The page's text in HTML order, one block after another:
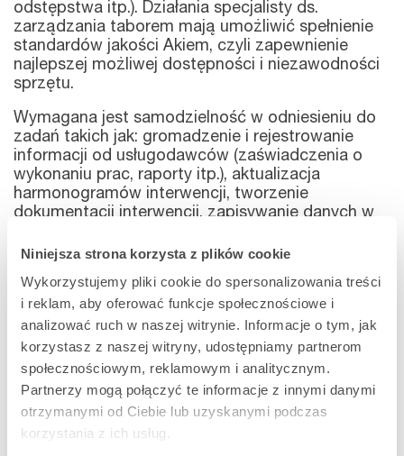
Niniejsza strona korzysta z plików cookie
Wykorzystujemy pliki cookie do spersonalizowania treści
i reklam, aby oferować funkcje społecznościowe i
analizować ruch w naszej witrynie. Informacje o tym, jak
korzystasz z naszej witryny, udostępniamy partnerom
społecznościowym, reklamowym i analitycznym.
Partnerzy mogą połączyć te informacje z innymi danymi
otrzymanymi od Ciebie lub uzyskanymi podczas
korzystania z ich usług.
odstępstwa itp.). Działania specjalisty ds.
zarządzania taborem mają umożliwić spełnienie
standardów jakości Akiem, czyli zapewnienie
najlepszej możliwej dostępności i niezawodności
sprzętu.
Wymagana jest samodzielność w odniesieniu do
zadań takich jak: gromadzenie i rejestrowanie
informacji od usługodawców (zaświadczenia o
wykonaniu prac, raporty itp.), aktualizacja
harmonogramów interwencji, tworzenie
dokumentacji interwencji, zapisywanie danych w
operacyjne i weryfikacja parametrów (dane klienta,
Jest to praca wymagająca łatwości w
nawiązywaniu kontaktów i zdolności sprawnej
obsługi: specjalista ds. zarządzania taborem
współpracuje ściśle z dostawcami usług,
przewoźnikami i klientami, uwzględniając
uwarunkowania i wymagania każdej ze stron oraz
upewniając się o zgodzie klienta na każdym
etapie umowy.